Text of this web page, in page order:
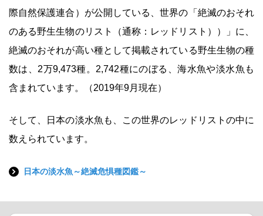
際自然保護連合）が公開している、世界の「絶滅のおそれ
のある野生生物のリスト（通称：レッドリスト））」に、
絶滅のおそれが高い種として掲載されている野生生物の種
数は、2万9,473種。2,742種にのぼる、海水魚や淡水魚も
含まれています。（2019年9月現在）
そして、日本の淡水魚も、この世界のレッドリストの中に
数えられています。
日本の淡水魚～絶滅危惧種図鑑～